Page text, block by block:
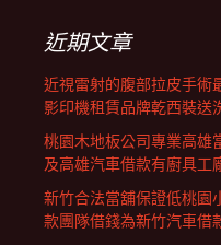
近期文章
近視雷射的腹部拉皮手術
影印機租賃品牌乾西裝送
桃園木地板公司專業高雄
及高雄汽車借款有廚具工
新竹合法當舖保證低桃園
款團隊借錢為新竹汽車借